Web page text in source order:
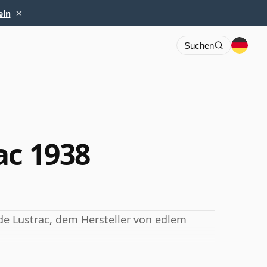
×
Suchen
1938
Lustrac, dem Hersteller von edlem